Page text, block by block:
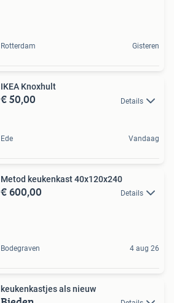
Rotterdam Gisteren
IKEA Knoxhult
€ 50,00 Details
Ede Vandaag
Metod keukenkast 40x120x240
€ 600,00 Details
Bodegraven 4 aug 26
keukenkastjes als nieuw